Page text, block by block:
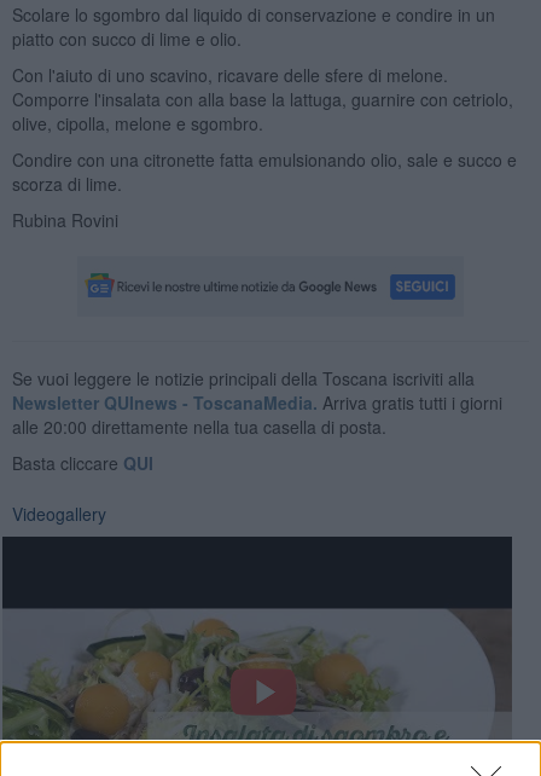
Scolare lo sgombro dal liquido di conservazione e condire in un
piatto con succo di lime e olio.
Con l'aiuto di uno scavino, ricavare delle sfere di melone.
Comporre l'insalata con alla base la lattuga, guarnire con cetriolo,
olive, cipolla, melone e sgombro.
Condire con una citronette fatta emulsionando olio, sale e succo e
scorza di lime.
Rubina Rovini
Se vuoi leggere le notizie principali della Toscana iscriviti alla
Newsletter QUInews - ToscanaMedia. Arriva gratis tutti i giorni
alle 20:00 direttamente nella tua casella di posta.
Basta cliccare QUI
Videogallery